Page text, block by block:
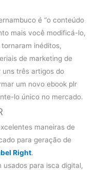
é “o conteúdo
mais você modificá-lo,
inéditos,
de marketing de
uns três artigos do
um novo ebook plr
lo único no mercado.
maneiras de
para geração de
Right.
usados para isca digital,